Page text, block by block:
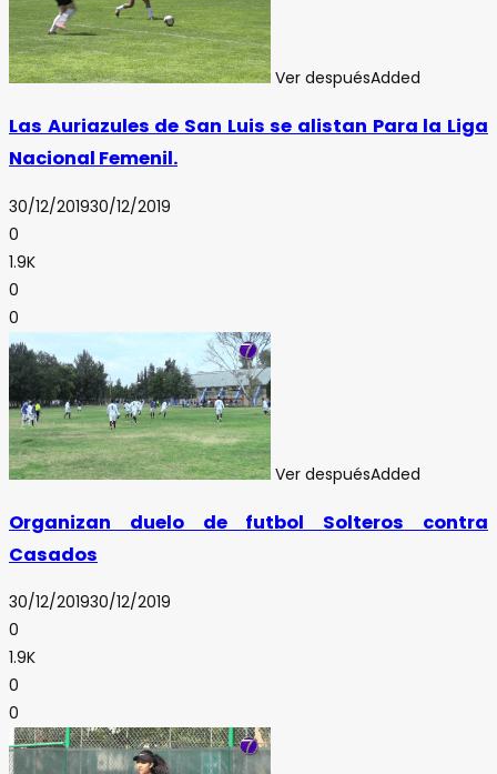
Ver despuésAdded
Las Auriazules de San Luis se alistan Para la Liga
Nacional Femenil.
30/12/201930/12/2019
0
1.9K
0
0
Ver despuésAdded
Organizan duelo de futbol Solteros contra
Casados
30/12/201930/12/2019
0
1.9K
0
0